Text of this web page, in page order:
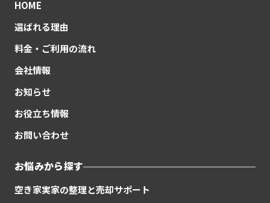
HOME
選ばれる理由
料金・ご利用の流れ
会社情報
お知らせ
お役立ち情報
お問い合わせ
お悩みから探す
空き家実家の整理と売却サポート